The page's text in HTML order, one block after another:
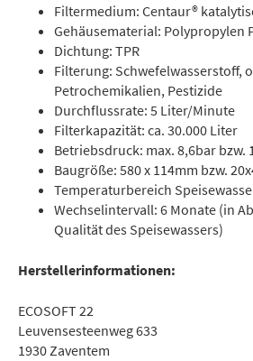
Filtermedium: Centaur®
Gehäusematerial: Polypropylen
Dichtung: TPR
Filterung: Schwefelwasserstoff,
Petrochemikalien, Pestizide
Durchflussrate: 5 Liter/Minute
Filterkapazität: ca. 30.000 Liter
Betriebsdruck: max. 8,6bar bzw.
Baugröße: 580 x 114mm bzw.
Temperaturbereich
Wechselintervall: 6 Monate (in
Qualität des Speisewassers)
Herstellerinformationen:
ECOSOFT 22
Leuvensesteenweg 633
1930 Zaventem